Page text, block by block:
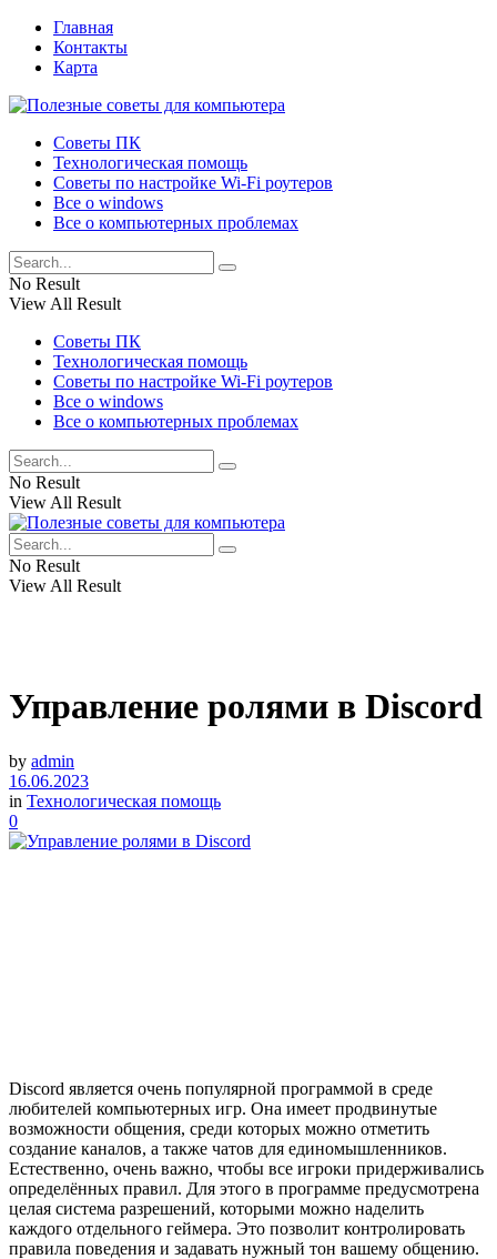
Главная
Контакты
Карта
Советы ПК
Технологическая помощь
Советы по настройке Wi-Fi роутеров
Все о windows
Все о компьютерных проблемах
No Result
View All Result
Советы ПК
Технологическая помощь
Советы по настройке Wi-Fi роутеров
Все о windows
Все о компьютерных проблемах
No Result
View All Result
No Result
View All Result
Управление ролями в Discord
by admin
16.06.2023
in Технологическая помощь
0
Discord является очень популярной программой в среде
любителей компьютерных игр. Она имеет продвинутые
возможности общения, среди которых можно отметить
создание каналов, а также чатов для единомышленников.
Естественно, очень важно, чтобы все игроки придерживались
определённых правил. Для этого в программе предусмотрена
целая система разрешений, которыми можно наделить
каждого отдельного геймера. Это позволит контролировать
правила поведения и задавать нужный тон вашему общению.